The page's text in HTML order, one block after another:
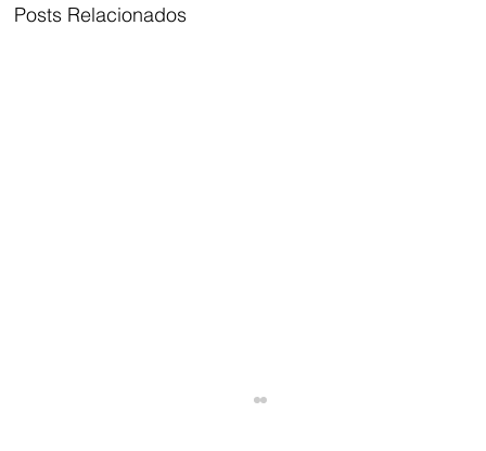
Posts Relacionados